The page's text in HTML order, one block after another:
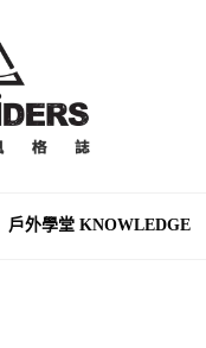
戶外學堂 KNOWLEDGE